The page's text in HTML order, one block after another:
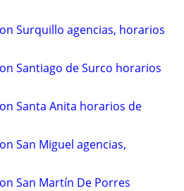
Surquillo agencias, horarios
Santiago de Surco horarios
Santa Anita horarios de
San Miguel agencias,
San Martín De Porres